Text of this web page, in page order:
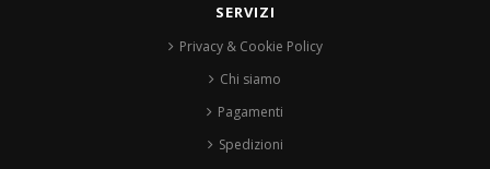
SERVIZI
Privacy & Cookie Policy
Chi siamo
Pagamenti
Spedizioni